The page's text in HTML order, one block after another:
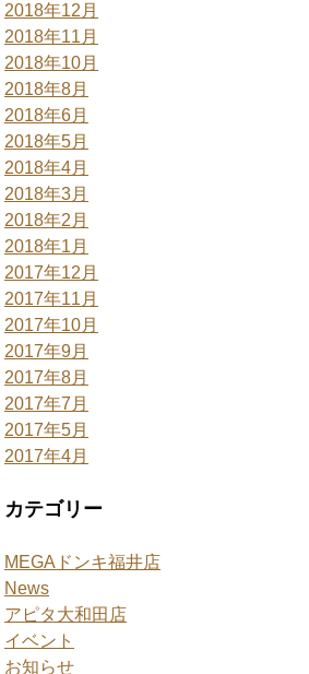
2018年12月
2018年11月
2018年10月
2018年8月
2018年6月
2018年5月
2018年4月
2018年3月
2018年2月
2018年1月
2017年12月
2017年11月
2017年10月
2017年9月
2017年8月
2017年7月
2017年5月
2017年4月
カテゴリー
MEGAドンキ福井店
News
アピタ大和田店
イベント
お知らせ